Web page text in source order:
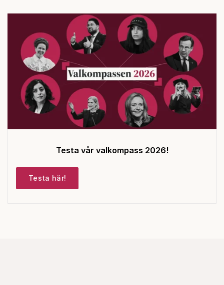
Testa vår valkompass 2026!
Testa här!